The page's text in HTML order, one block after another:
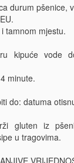
durum pšenice,
tamnom mjestu.
kipuće vode
minute.
do: datuma
gluten iz
u tragovima.